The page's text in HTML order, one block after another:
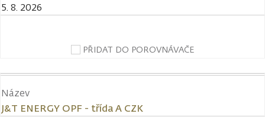
5. 8. 2026
PŘIDAT DO POROVNÁVAČE
Název
J&T ENERGY OPF - třída A CZK